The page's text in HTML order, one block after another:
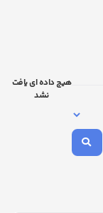
هیچ داده ای یافت
نشد